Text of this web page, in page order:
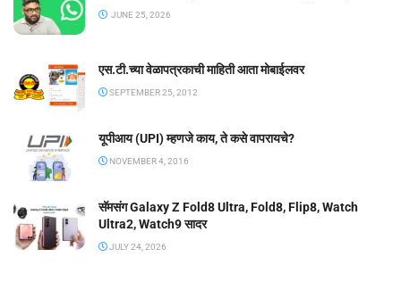
JUNE 25, 2026
एस.टी.च्या वेळापत्रकाची माहिती आता मोबाईलवर
SEPTEMBER 25, 2012
यूपीआय (UPI) म्हणजे काय, ते कसे वापरायचे?
NOVEMBER 4, 2016
सॅमसंग Galaxy Z Fold8 Ultra, Fold8, Flip8, Watch
Ultra2, Watch9 सादर
JULY 24, 2026